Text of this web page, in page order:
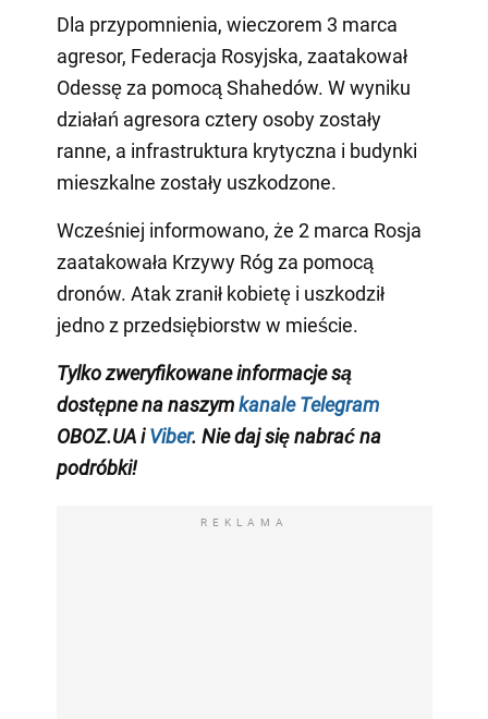
Dla przypomnienia, wieczorem 3 marca
agresor, Federacja Rosyjska, zaatakował
Odessę za pomocą Shahedów. W wyniku
działań agresora cztery osoby zostały
ranne, a infrastruktura krytyczna i budynki
mieszkalne zostały uszkodzone.
Wcześniej informowano, że 2 marca Rosja
zaatakowała Krzywy Róg za pomocą
dronów. Atak zranił kobietę i uszkodził
jedno z przedsiębiorstw w mieście.
Tylko zweryfikowane informacje są
dostępne na naszymkanale Telegram
OBOZ.UA iViber. Nie daj się nabrać na
podróbki!
REKLAMA